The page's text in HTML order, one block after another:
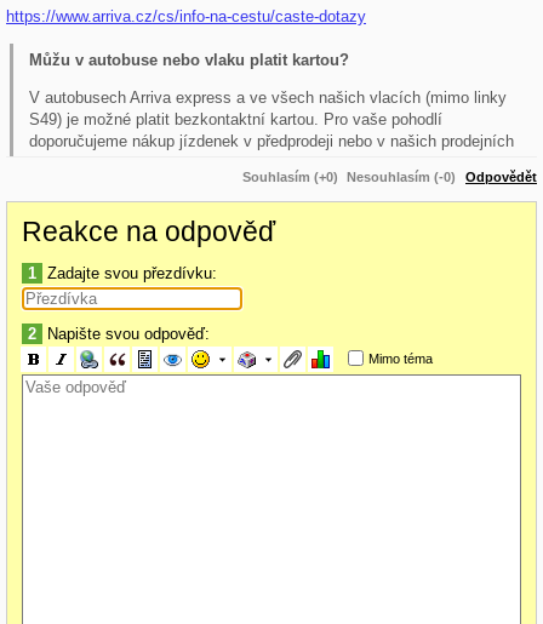
https://www.arriva.cz/cs/info-na-cestu/caste-dotazy
Můžu v autobuse nebo vlaku platit kartou?
V autobusech Arriva express a ve všech našich vlacích (mimo linky
S49) je možné platit bezkontaktní kartou. Pro vaše pohodlí
doporučujeme nákup jízdenek v předprodeji nebo v našich prodejních
místenku, doklad nemusíte ani tisknout - stačí si pamatovat číslo
sedadla a třímístný kontrolní kód rezervace.
Je u vás cena jízdenky stejná v předprodeji jako u řidiče nebo
průvodčího?
V případě vlaku jsou ceny na některých relacích vyšší než v
předprodeji. Týká se především cest na delší vzdálenost. Pro vaše
pohodlí a jistotu doporučujeme zakoupit jízdenku v našem e-shopu
nebo v prodejních zařízeních či na pokladně ve stanici.
Souhlasím (+0) Nesouhlasím (-0) Odpovědět
Reakce na odpověď
1 Zadajte svou přezdívku:
2 Napište svou odpověď:
Mimo téma